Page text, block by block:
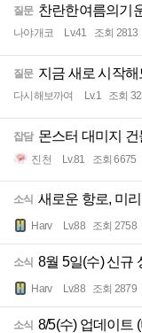
질문 찬란한여름의기
나야개코 Lv.41 조회 2813
질문 지금 새로 시작
다시해보까여 Lv.1 조회
잡담 몬스터 대미지
진천 Lv.81 조회 6675
소식 새로운 항로, 미
Harv Lv.88 조회 2758
소식 8월 5일(수) 신규
Harv Lv.88 조회 2879
소식 8/5(수) 업데이트